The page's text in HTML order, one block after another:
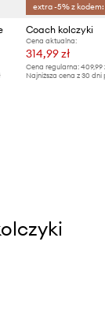
extra -5% z kodem:
Coach kolczyki
Cena aktualna:
314,99 zł
Cena regularna:409,99
Najniższa cena z 30 dni